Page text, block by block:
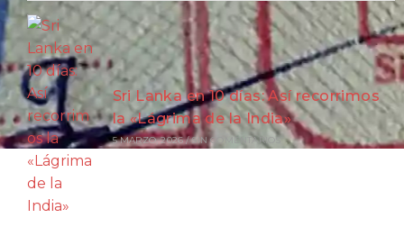
Sri Lanka en 10 días: Así recorrimos
la «Lágrima de la India»
5 MARZO, 2026 / SIN COMENTARIOS